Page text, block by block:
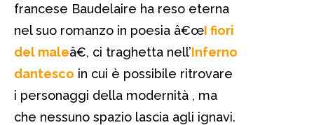
francese Baudelaire ha reso eterna
nel suo romanzo in poesia â€œI fiori
del maleâ€, ci traghetta nell’Inferno
dantesco in cui è possibile ritrovare
i personaggi della modernità , ma
che nessuno spazio lascia agli ignavi.